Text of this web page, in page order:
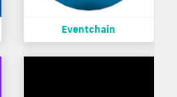
Eventchain